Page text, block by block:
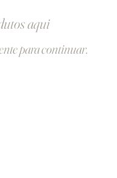
aqui
para continuar.